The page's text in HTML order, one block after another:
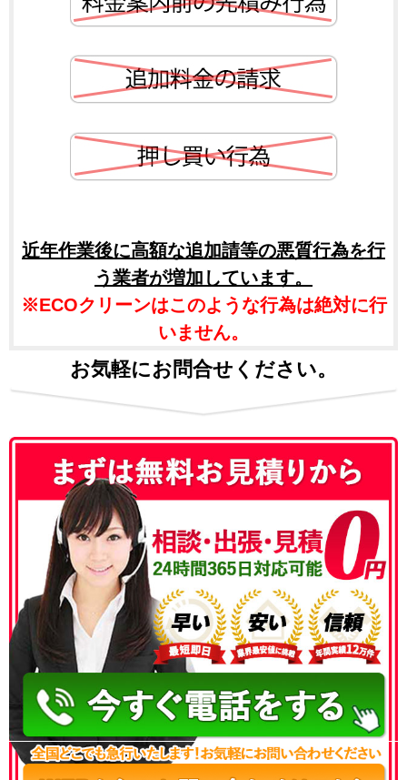
近年作業後に高額な追加請等の悪質行為を行
う業者が増加しています。
※ECOクリーンはこのような行為は絶対に行
いません。
お気軽にお問合せください。
050-3186-4780